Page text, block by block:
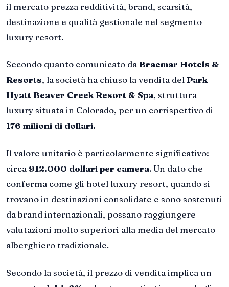
il mercato prezza redditività, brand, scarsità,
destinazione e qualità gestionale nel segmento
luxury resort.
Secondo quanto comunicato daBraemar Hotels &
Resorts, la società ha chiuso la vendita delPark
Hyatt Beaver Creek Resort & Spa, struttura
luxury situata in Colorado, per un corrispettivo di
176 milioni di dollari.
Il valore unitario è particolarmente significativo:
circa 912.000 dollari per camera. Un dato che
conferma come gli hotel luxury resort, quando si
trovano in destinazioni consolidate e sono sostenuti
da brand internazionali, possano raggiungere
valutazioni molto superiori alla media del mercato
alberghiero tradizionale.
Secondo la società, il prezzo di vendita implica un